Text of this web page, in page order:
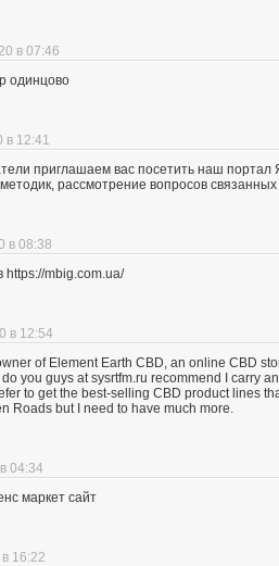
в 07:46
одинцово
в 12:41
приглашаем вас посетить наш портал
рассмотрение вопросов
в 08:38
https://mbig.com.ua/
в 12:54
of Element Earth CBD, an online CBD
you guys at sysrtfm.ru recommend I carry
to get the best-selling CBD product lines
Roads but I need to have much more.
04:34
маркет сайт
16:22